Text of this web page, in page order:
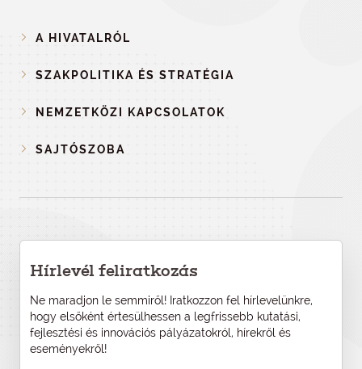
A HIVATALRÓL
SZAKPOLITIKA ÉS STRATÉGIA
NEMZETKÖZI KAPCSOLATOK
SAJTÓSZOBA
Hírlevél feliratkozás
Ne maradjon le semmiről! Iratkozzon fel hírlevelünkre,
hogy elsőként értesülhessen a legfrissebb kutatási,
fejlesztési és innovációs pályázatokról, hírekről és
eseményekről!